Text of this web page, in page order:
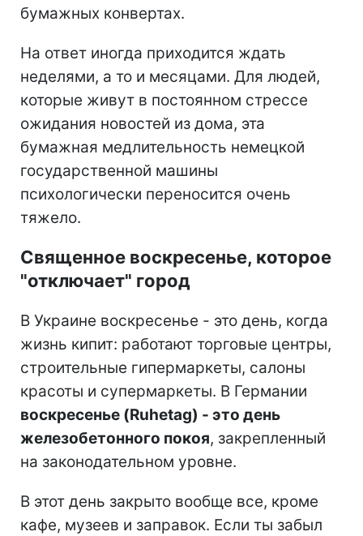
бумажных конвертах.
На ответ иногда приходится ждать
неделями, а то и месяцами. Для людей,
которые живут в постоянном стрессе
ожидания новостей из дома, эта
бумажная медлительность немецкой
государственной машины
психологически переносится очень
тяжело.
Священное воскресенье, которое
"отключает" город
В Украине воскресенье - это день, когда
жизнь кипит: работают торговые центры,
строительные гипермаркеты, салоны
красоты и супермаркеты. В Германии
воскресенье (Ruhetag) - это день
железобетонного покоя, закрепленный
на законодательном уровне.
В этот день закрыто вообще все, кроме
кафе, музеев и заправок. Если ты забыл